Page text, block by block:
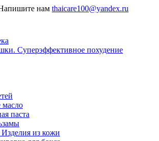
нам thaicare100@yandex.ru
Суперэффективное похудение
масло
паста
из кожи